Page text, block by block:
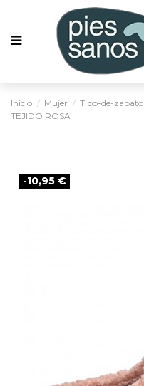
Inicio Mujer Tipo-de-zapato
TEJIDO ROSA
-10,95 €